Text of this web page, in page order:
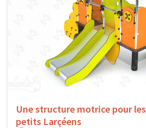
Une structure motrice pour les
petits Larçéens